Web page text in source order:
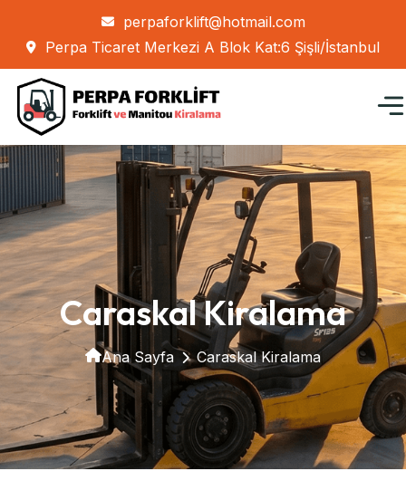
perpaforklift@hotmail.com
Perpa Ticaret Merkezi A Blok Kat:6 Şişli/İstanbul
Caraskal Kiralama
Ana Sayfa Caraskal Kiralama